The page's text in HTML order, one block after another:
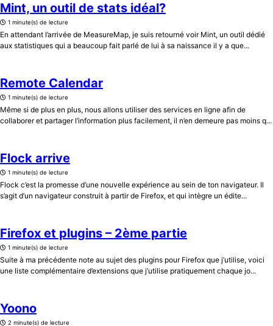
Mint, un outil de stats idéal?
1 minute(s) de lecture
En attendant l’arrivée de MeasureMap, je suis retourné voir Mint, un outil dédié
aux statistiques qui a beaucoup fait parlé de lui à sa naissance il y a que...
Remote Calendar
1 minute(s) de lecture
Même si de plus en plus, nous allons utiliser des services en ligne afin de
collaborer et partager l’information plus facilement, il n’en demeure pas moins q...
Flock arrive
1 minute(s) de lecture
Flock c’est la promesse d’une nouvelle expérience au sein de ton navigateur. Il
s’agit d’un navigateur construit à partir de Firefox, et qui intègre un édite...
Firefox et plugins – 2ème partie
1 minute(s) de lecture
Suite à ma précédente note au sujet des plugins pour Firefox que j’utilise, voici
une liste complémentaire d’extensions que j’utilise pratiquement chaque jo...
Yoono
2 minute(s) de lecture